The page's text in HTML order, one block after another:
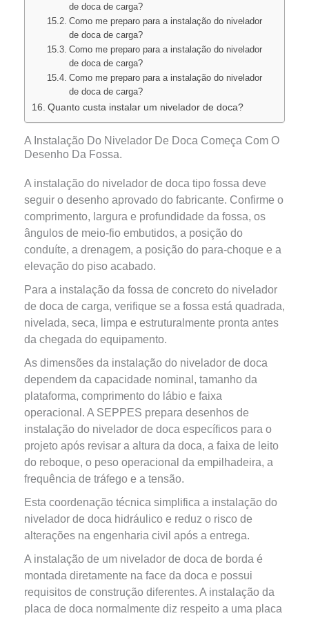
de doca de carga?
Como me preparo para a instalação do nivelador
de doca de carga?
Como me preparo para a instalação do nivelador
de doca de carga?
Como me preparo para a instalação do nivelador
de doca de carga?
Quanto custa instalar um nivelador de doca?
A Instalação Do Nivelador De Doca Começa Com O
Desenho Da Fossa.
A instalação do nivelador de doca tipo fossa deve
seguir o desenho aprovado do fabricante. Confirme o
comprimento, largura e profundidade da fossa, os
ângulos de meio-fio embutidos, a posição do
conduíte, a drenagem, a posição do para-choque e a
elevação do piso acabado.
Para a instalação da fossa de concreto do nivelador
de doca de carga, verifique se a fossa está quadrada,
nivelada, seca, limpa e estruturalmente pronta antes
da chegada do equipamento.
As dimensões da instalação do nivelador de doca
dependem da capacidade nominal, tamanho da
plataforma, comprimento do lábio e faixa
operacional. A SEPPES prepara desenhos de
instalação do nivelador de doca específicos para o
projeto após revisar a altura da doca, a faixa de leito
do reboque, o peso operacional da empilhadeira, a
frequência de tráfego e a tensão.
Esta coordenação técnica simplifica a instalação do
nivelador de doca hidráulico e reduz o risco de
alterações na engenharia civil após a entrega.
A instalação de um nivelador de doca de borda é
montada diretamente na face da doca e possui
requisitos de construção diferentes. A instalação da
placa de doca normalmente diz respeito a uma placa